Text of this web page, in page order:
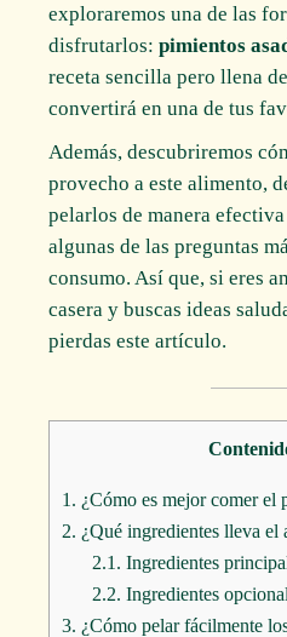
exploraremos una de las
disfrutarlos:pimientos
receta sencilla pero llena
convertirá en una de tus
Además, descubriremos
provecho a este alimento,
pelarlos de manera efectiva
algunas de las preguntas
consumo. Así que, si eres
casera y buscas ideas
pierdas este artículo.
1. ¿Cómo es mejor comer el
2. ¿Qué ingredientes lleva el
2.1. Ingredientes
2.2. Ingredientes
3. ¿Cómo pelar fácilmente